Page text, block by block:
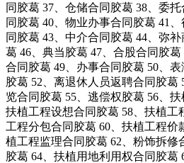
同胶葛 37、仓储合同胶葛 38、委
同胶葛 40、物业办事合同胶葛 41
同胶葛 43、中介合同胶葛 44、弥
葛 46、典当胶葛 47、合股合同胶
合同胶葛 49、办事合同胶葛 50、
胶葛 52、离退休人员返聘合同胶葛
览合同胶葛 55、逃偿权胶葛 56、扶
扶植工程设想合同胶葛 58、扶植工
工程分包合同胶葛 60、扶植工程价
植工程监理合同胶葛 62、粉饰拆修
胶葛 64、扶植用地利用权合同胶葛